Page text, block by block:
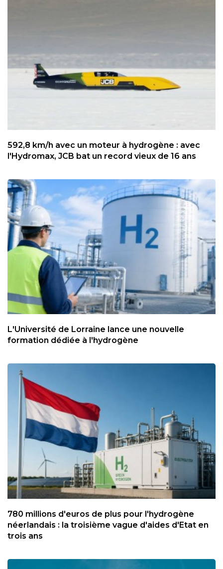
592,8 km/h avec un moteur à hydrogène : avec
l'Hydromax, JCB bat un record vieux de 16 ans
L'Université de Lorraine lance une nouvelle
formation dédiée à l'hydrogène
780 millions d'euros de plus pour l'hydrogène
néerlandais : la troisième vague d'aides d'Etat en
trois ans